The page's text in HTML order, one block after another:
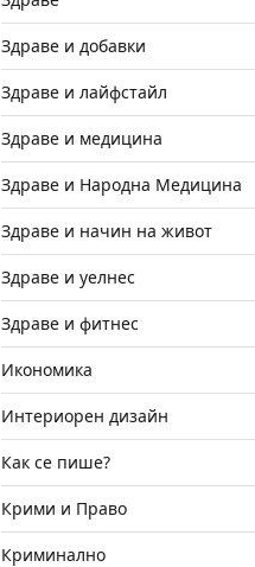
Здраве и добавки
Здраве и лайфстайл
Здраве и медицина
Здраве и Народна Медицина
Здраве и начин на живот
Здраве и уелнес
Здраве и фитнес
Икономика
Интериорен дизайн
Как се пише?
Крими и Право
Криминално